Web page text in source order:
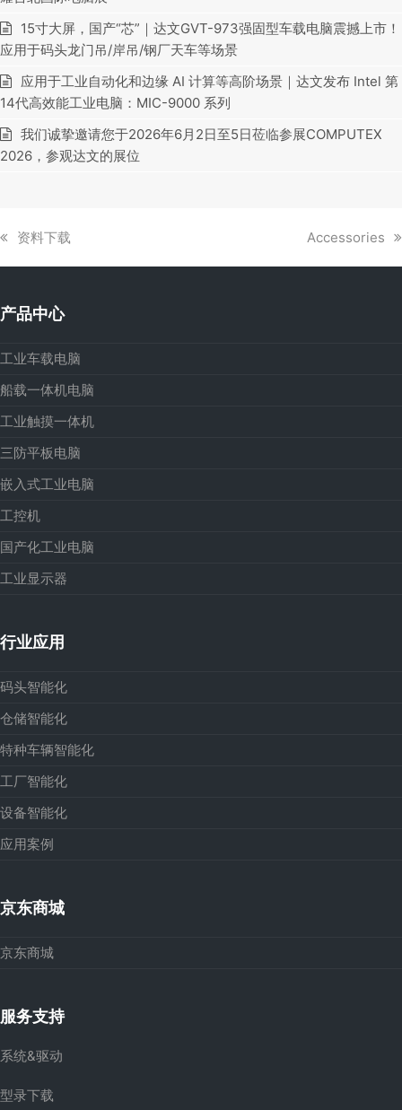
15寸大屏，国产“芯”｜达文GVT-973强固型车载电脑震撼上市！
应用于码头龙门吊/岸吊/钢厂天车等场景
应用于工业自动化和边缘 AI 计算等高阶场景｜达文发布 Intel 第
14代高效能工业电脑：MIC-9000 系列
我们诚挚邀请您于2026年6月2日至5日莅临参展COMPUTEX
2026，参观达文的展位
上
章:
资料下载
下
Accessories
产品中心
工业车载电脑
船载一体机电脑
工业触摸一体机
三防平板电脑
嵌入式工业电脑
工控机
国产化工业电脑
工业显示器
行业应用
码头智能化
仓储智能化
特种车辆智能化
工厂智能化
设备智能化
应用案例
京东商城
京东商城
服务支持
系统&驱动
型录下载